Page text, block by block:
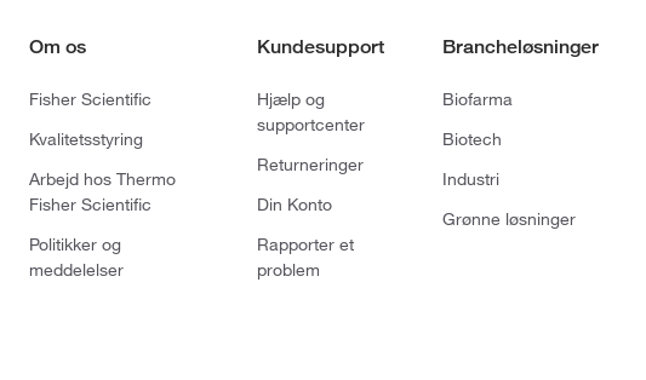
Om os
Fisher Scientific
Kvalitetsstyring
Arbejd hos Thermo
Fisher Scientific
Politikker og
meddelelser
Kundesupport
Hjælp og
supportcenter
Returneringer
Din Konto
Rapporter et
problem
Brancheløsninger
Biofarma
Biotech
Industri
Grønne løsninger